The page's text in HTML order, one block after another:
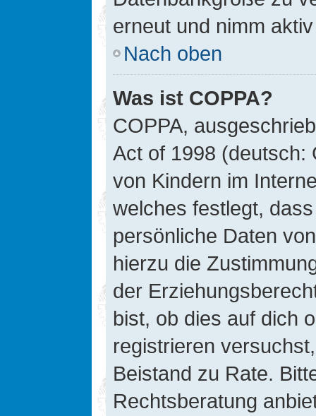
erneut und nimm
Nach oben
Was ist COPPA?
COPPA,
Act of 1998 (deutsch:
von Kindern im
welches festlegt,
persönliche Daten
hierzu die
der
bist, ob dies auf dich
registrieren
Beistand zu Rate.
Rechtsberatung